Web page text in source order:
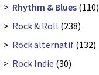
> Rhythm & Blues (110)
> Rock & Roll (238)
> Rock alternatif (132)
> Rock Indie (30)